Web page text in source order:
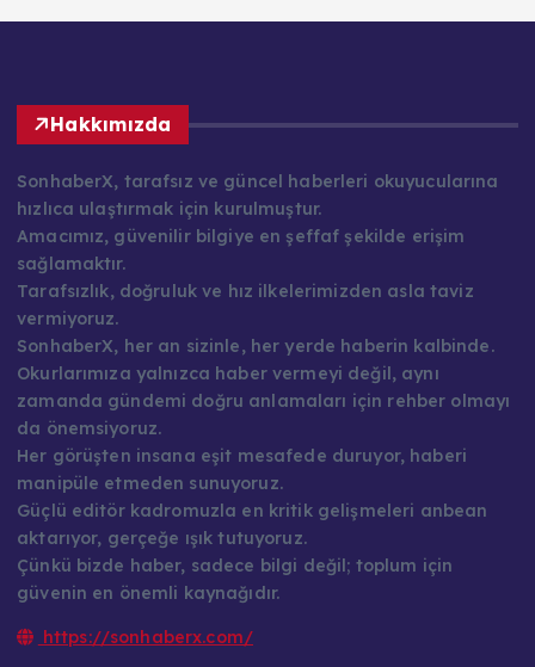
Hakkımızda
SonhaberX, tarafsız ve güncel haberleri okuyucularına
hızlıca ulaştırmak için kurulmuştur.
Amacımız, güvenilir bilgiye en şeffaf şekilde erişim
sağlamaktır.
Tarafsızlık, doğruluk ve hız ilkelerimizden asla taviz
vermiyoruz.
SonhaberX, her an sizinle, her yerde haberin kalbinde.
Okurlarımıza yalnızca haber vermeyi değil, aynı
zamanda gündemi doğru anlamaları için rehber olmayı
da önemsiyoruz.
Her görüşten insana eşit mesafede duruyor, haberi
manipüle etmeden sunuyoruz.
Güçlü editör kadromuzla en kritik gelişmeleri anbean
aktarıyor, gerçeğe ışık tutuyoruz.
Çünkü bizde haber, sadece bilgi değil; toplum için
güvenin en önemli kaynağıdır.
https://sonhaberx.com/